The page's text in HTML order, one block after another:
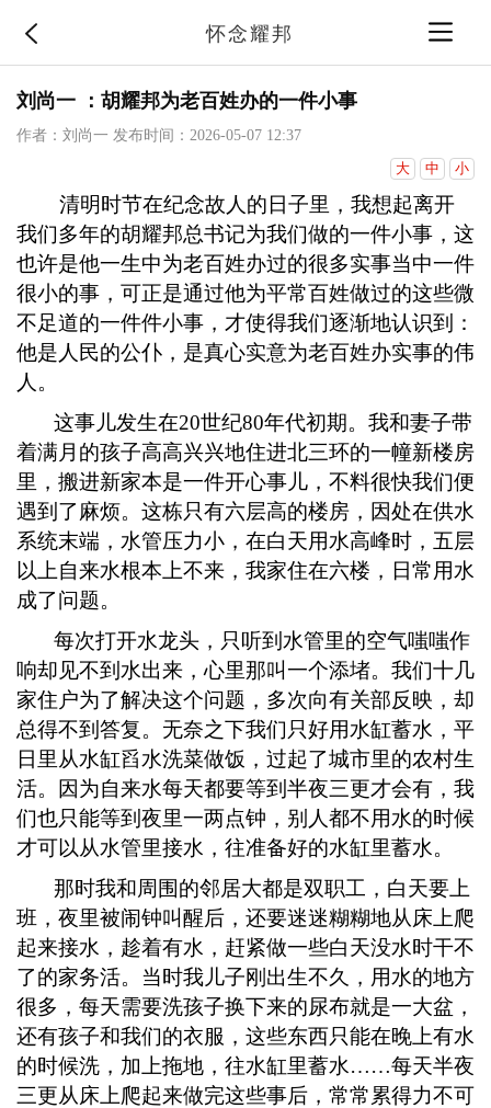
怀念耀邦
刘尚一 ：胡耀邦为老百姓办的一件小事
作者：刘尚一 发布时间：2026-05-07 12:37
大
中 小
清明时节在纪念故人的日子里，我想起离开
我们多年的胡耀邦总书记为我们做的一件小事，这
也许是他一生中为老百姓办过的很多实事当中一件
很小的事，可正是通过他为平常百姓做过的这些微
不足道的一件件小事，才使得我们逐渐地认识到：
他是人民的公仆，是真心实意为老百姓办实事的伟
人。
这事儿发生在20世纪80年代初期。我和妻子带
着满月的孩子高高兴兴地住进北三环的一幢新楼房
里，搬进新家本是一件开心事儿，不料很快我们便
遇到了麻烦。这栋只有六层高的楼房，因处在供水
系统末端，水管压力小，在白天用水高峰时，五层
以上自来水根本上不来，我家住在六楼，日常用水
成了问题。
每次打开水龙头，只听到水管里的空气嗤嗤作
响却见不到水出来，心里那叫一个添堵。我们十几
家住户为了解决这个问题，多次向有关部反映，却
总得不到答复。无奈之下我们只好用水缸蓄水，平
日里从水缸舀水洗菜做饭，过起了城市里的农村生
活。因为自来水每天都要等到半夜三更才会有，我
们也只能等到夜里一两点钟，别人都不用水的时候
才可以从水管里接水，往准备好的水缸里蓄水。
那时我和周围的邻居大都是双职工，白天要上
班，夜里被闹钟叫醒后，还要迷迷糊糊地从床上爬
起来接水，趁着有水，赶紧做一些白天没水时干不
了的家务活。当时我儿子刚出生不久，用水的地方
很多，每天需要洗孩子换下来的尿布就是一大盆，
还有孩子和我们的衣服，这些东西只能在晚上有水
的时候洗，加上拖地，往水缸里蓄水……每天半夜
三更从床上爬起来做完这些事后，常常累得力不可